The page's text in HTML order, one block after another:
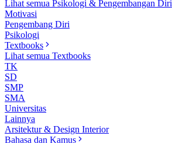
Lihat semua Psikologi & Pengembangan Diri
Motivasi
Pengembang Diri
Psikologi
Textbooks
Lihat semua Textbooks
TK
SD
SMP
SMA
Universitas
Lainnya
Arsitektur & Design Interior
Bahasa dan Kamus